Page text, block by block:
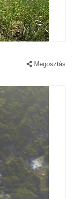
Megosztás